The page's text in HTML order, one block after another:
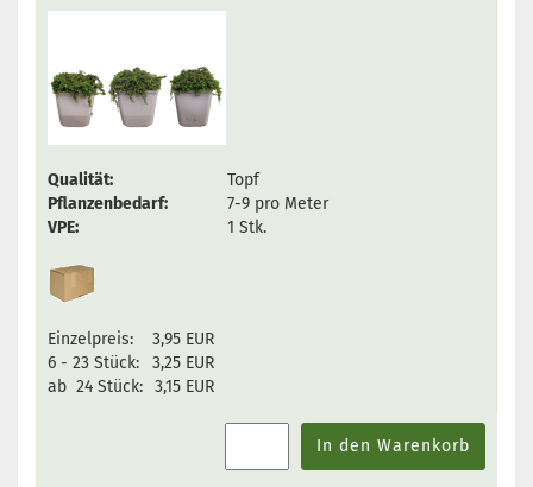
Qualität:
Topf
Pflanzenbedarf:
7-9 pro Meter
VPE:
1 Stk.
Einzelpreis:
3,95 EUR
6 - 23 Stück:
3,25 EUR
ab 24 Stück: 3,15 EUR
In den Warenkorb